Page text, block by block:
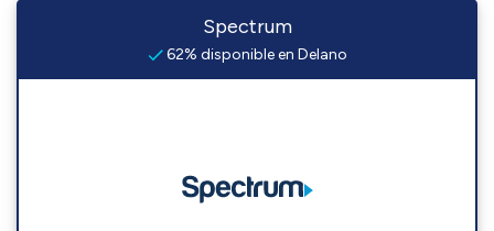
Spectrum
62% disponible en Delano